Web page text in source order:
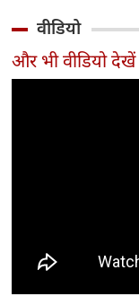
मैच
वीडियो
और भी वीडियो देखें